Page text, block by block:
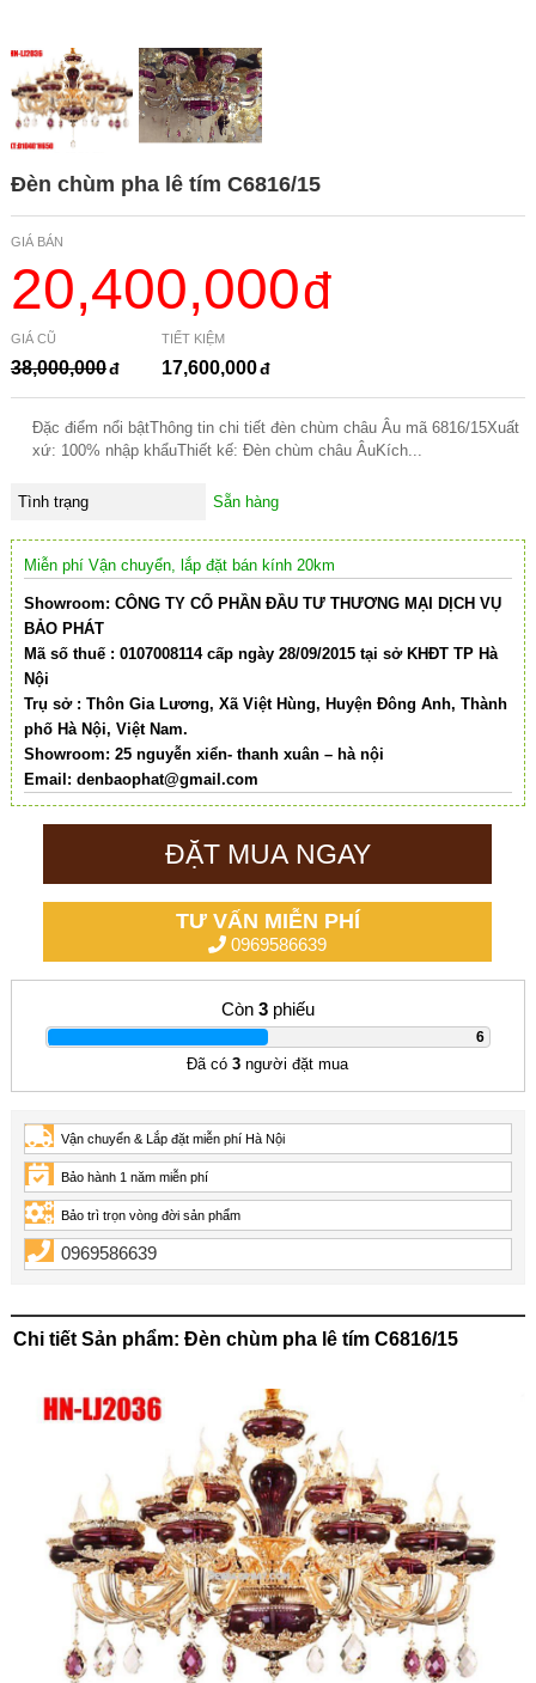
Đèn chùm pha lê tím C6816/15
GIÁ BÁN
20,400,000
GIÁ CŨ
38,000,000
TIẾT KIỆM
17,600,000
Đặc điểm nổi bậtThông tin chi tiết đèn chùm châu Âu mã 6816/15Xuất
xứ: 100% nhập khẩuThiết kế: Đèn chùm châu ÂuKích...
Tình trạng Sẵn hàng
Miễn phí Vận chuyển, lắp đặt bán kính 20km
Showroom: CÔNG TY CỔ PHẦN ĐẦU TƯ THƯƠNG MẠI DỊCH VỤ
BẢO PHÁT
Mã số thuế : 0107008114 cấp ngày 28/09/2015 tại sở KHĐT TP Hà
Nội
Trụ sở : Thôn Gia Lương, Xã Việt Hùng, Huyện Đông Anh, Thành
phố Hà Nội, Việt Nam.
Showroom: 25 nguyễn xiển- thanh xuân – hà nội
Email: denbaophat@gmail.com
ĐẶT MUA NGAY
TƯ VẤN MIỄN PHÍ
0969586639
Còn 3phiếu
6
|
Đã có3 người đặt mua
Vận chuyển & Lắp đặt miễn phí Hà Nội
Bảo hành 1 năm miễn phí
Bảo trì trọn vòng đời sản phẩm
0969586639
Chi tiết Sản phẩm: Đèn chùm pha lê tím C6816/15